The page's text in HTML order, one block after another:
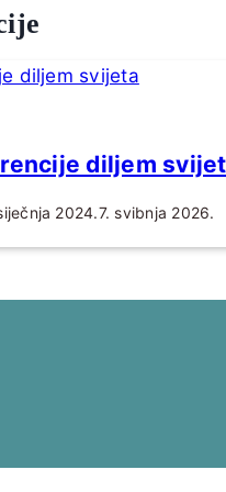
diljem
2024.7. svibnja 2026.